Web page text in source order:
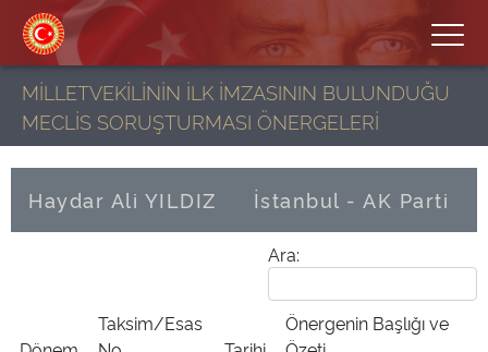
MİLLETVEKİLİNİN İLK İMZASININ BULUNDUĞU
MECLİS SORUŞTURMASI ÖNERGELERİ
Haydar Ali YILDIZ İstanbul - AK Parti
Ara:
Taksim/Esas
Önergenin Başlığı ve